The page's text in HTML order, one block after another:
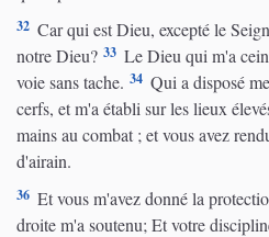
32 Car qui est Dieu, excepté le
notre Dieu? 33 Le Dieu qui m'a
voie sans tache. 34 Qui a disposé
cerfs, et m'a établi sur les lieux
mains au combat ; et vous avez
d'airain.
36 Et vous m'avez donné la
droite m'a soutenu; Et votre